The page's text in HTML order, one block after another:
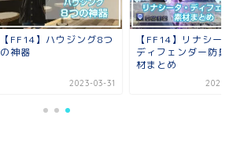
【FF14】ハウジング8つ
の神器
2023-03-31
【FF14】リナシー
ディフェンダー防具
材まとめ
2023-